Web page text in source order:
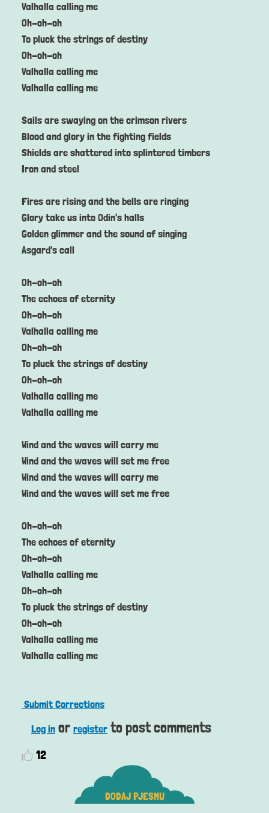
Valhalla calling me
Oh-oh-oh
To pluck the strings of destiny
Oh-oh-oh
Valhalla calling me
Valhalla calling me
Sails are swaying on the crimson rivers
Blood and glory in the fighting fields
Shields are shattered into splintered timbers
Iron and steel
Fires are rising and the bells are ringing
Glory take us into Odin's halls
Golden glimmer and the sound of singing
Asgard's call
Oh-oh-oh
The echoes of eternity
Oh-oh-oh
Valhalla calling me
Oh-oh-oh
To pluck the strings of destiny
Oh-oh-oh
Valhalla calling me
Valhalla calling me
Wind and the waves will carry me
Wind and the waves will set me free
Wind and the waves will carry me
Wind and the waves will set me free
Oh-oh-oh
The echoes of eternity
Oh-oh-oh
Valhalla calling me
Oh-oh-oh
To pluck the strings of destiny
Oh-oh-oh
Valhalla calling me
Valhalla calling me
Submit Corrections
Log in or register to post comments
12
DODAJ PJESMU